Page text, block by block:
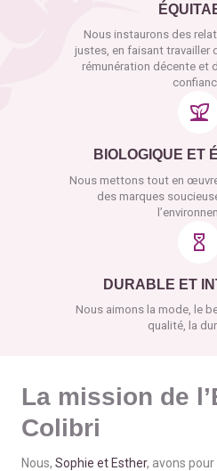
Nous instaurons des
justes, en faisant travailler
rémunération décente et
BIOLOGIQUE ET
Nous mettons tout en
des marques
DURABLE ET
Nous aimons la mode, le
qualité, la
La mission de
Colibri
Nous, Sophie et Esther, avons